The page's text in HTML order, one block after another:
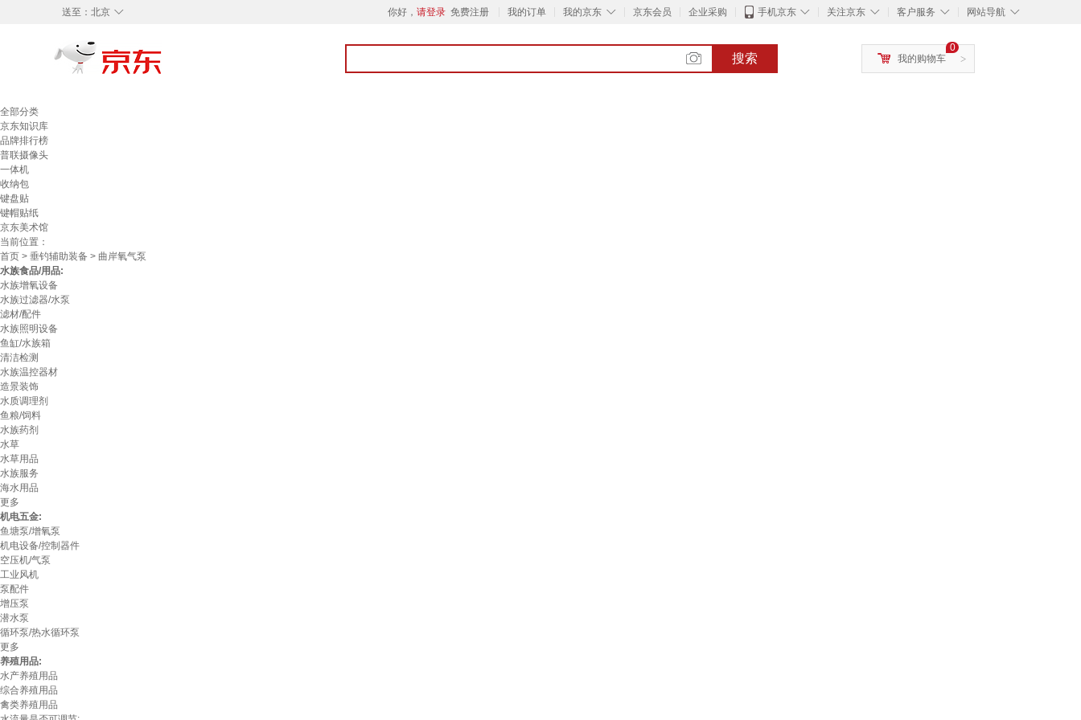
◇
送至： 北京 你好， 请登录 免费注册 我的订单 ◇
我的京东 京东会员 企业采购 ◇
手机京东 ◇
关注京东 ◇
客户服务 ◇
网站导航
搜索 >
0
我的购物车
全部分类
京东知识库
品牌排行榜
普联摄像头
一体机
收纳包
键盘贴
键帽贴纸
京东美术馆
当前位置：
首页 > 垂钓辅助装备 > 曲岸氧气泵
水族食品/用品:
水族增氧设备
水族过滤器/水泵
滤材/配件
水族照明设备
鱼缸/水族箱
清洁检测
水族温控器材
造景装饰
水质调理剂
鱼粮/饲料
水族药剂
水草
水草用品
水族服务
海水用品
更多
机电五金:
鱼塘泵/增氧泵
机电设备/控制器件
空压机/气泵
工业风机
泵配件
增压泵
潜水泵
循环泵/热水循环泵
更多
养殖用品:
水产养殖用品
综合养殖用品
禽类养殖用品